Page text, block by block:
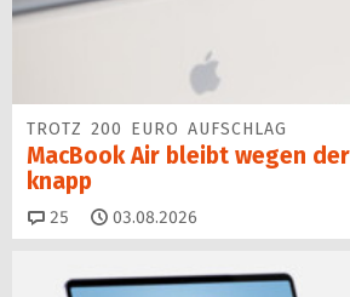
TROTZ 200 EURO AUFSCHLAG
MacBook Air bleibt wegen
knapp
25 Kommentare
03.08.2026